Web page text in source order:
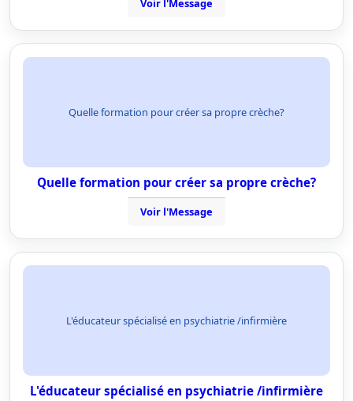
Voir l'Message
Quelle formation pour créer sa propre crèche?
Quelle formation pour créer sa propre crèche?
Voir l'Message
L'éducateur spécialisé en psychiatrie /infirmière
L'éducateur spécialisé en psychiatrie /infirmière